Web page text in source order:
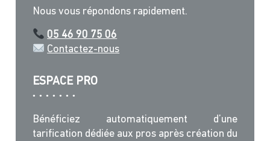
Nous vous répondons rapidement.
05 46 90 75 06
Contactez-nous
ESPACE PRO
Bénéficiez automatiquement d’une
tarification dédiée aux pros après création du